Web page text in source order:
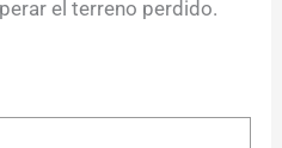
el terreno perdido.